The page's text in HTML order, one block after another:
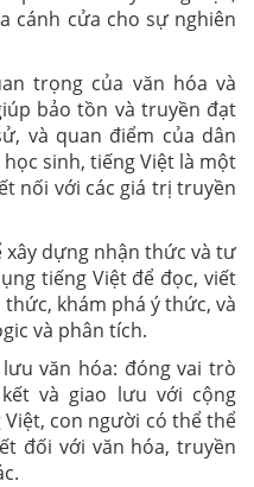
cánh cửa cho sự nghiên
trọng của văn hóa và
bảo tồn và truyền đạt
và quan điểm của dân
sinh, tiếng Việt là một
nối với các giá trị truyền
xây dựng nhận thức và tư
tiếng Việt để đọc, viết
khám phá ý thức, và
và phân tích.
văn hóa: đóng vai trò
và giao lưu với cộng
con người có thể thể
đối với văn hóa, truyền